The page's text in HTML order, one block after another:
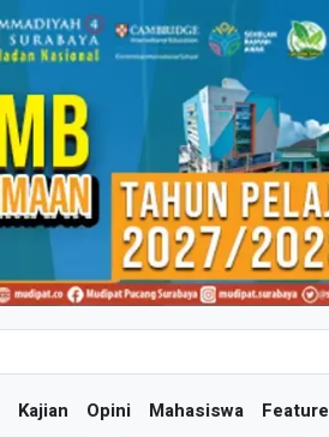
Kajian Opini Mahasiswa Feature